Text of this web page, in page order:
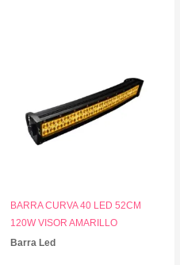
Barra Led
BARRA CURVA 40 LED 52CM
120W VISOR AMARILLO